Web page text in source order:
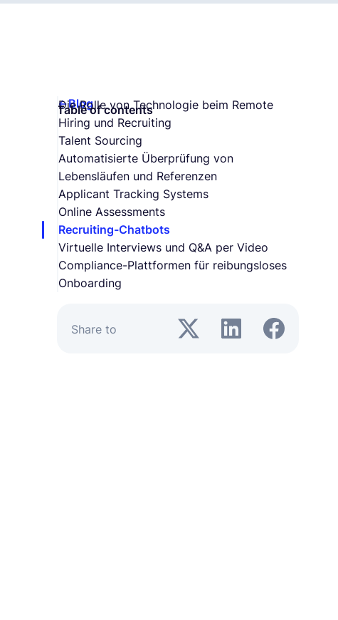
Blog
Table of contents
Die Rolle von Technologie beim Remote
Hiring und Recruiting
Talent Sourcing
Automatisierte Überprüfung von
Lebensläufen und Referenzen
Applicant Tracking Systems
Online Assessments
Recruiting-Chatbots
Virtuelle Interviews und Q&A per Video
Compliance-Plattformen für reibungsloses
Onboarding
Share to